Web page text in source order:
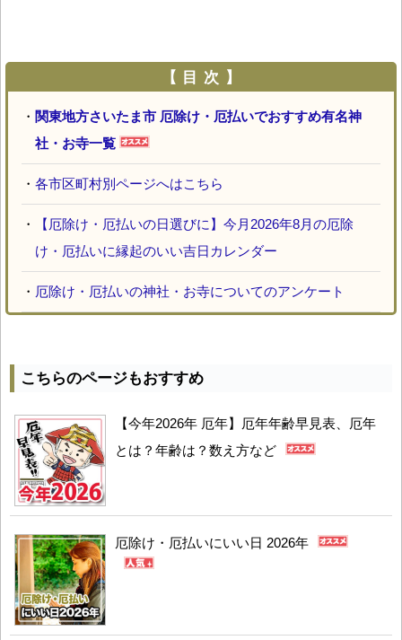
【 目 次 】
・ 関東地方さいたま市 厄除け・厄払いでおすすめ有名神
社・お寺一覧
・ 各市区町村別ページへはこちら
・
【厄除け・厄払いの日選びに】今月2026年8月の厄除
け・厄払いに縁起のいい吉日カレンダー
・ 厄除け・厄払いの神社・お寺についてのアンケート
こちらのページもおすすめ
【今年2026年 厄年】厄年年齢早見表、厄年
とは？年齢は？数え方など
厄除け・厄払いにいい日 2026年